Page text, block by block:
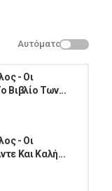
Αυτόματο
- Οι
Βιβλίο Των...
- Οι
Και Καλή...